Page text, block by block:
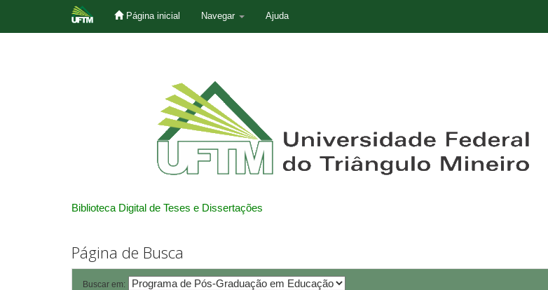
Página inicial Navegar Ajuda
Biblioteca Digital de Teses e Dissertações
Página de Busca
Buscar em: